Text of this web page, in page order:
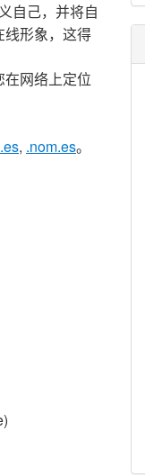
自己，并将自
线形象，这得
网络上定位
, .nom.es。